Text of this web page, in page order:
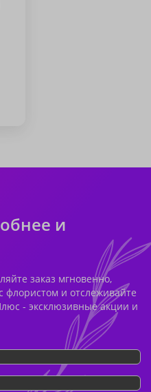
и
заказ мгновенно,
флористом и отслеживайте
- эксклюзивные акции и